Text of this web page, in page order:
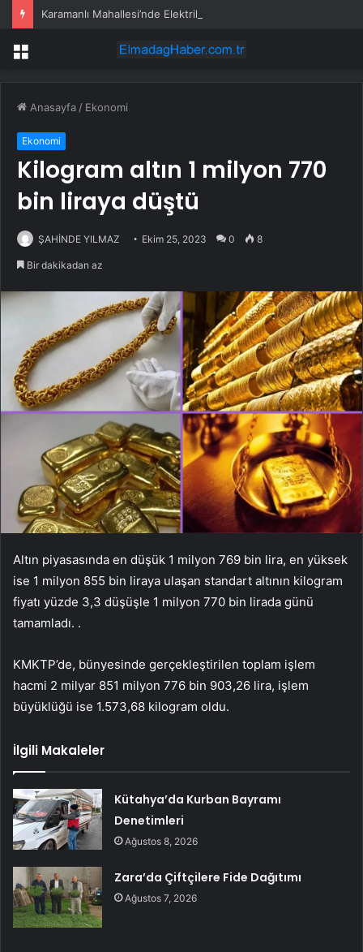
Menü
Anasayfa / Ekonomi
Ekonomi
Kilogram altın 1 milyon 770
bin liraya düştü
ŞAHİNDE YILMAZ Ekim 25, 2023 0 8
Bir dakikadan az
Altın piyasasında en düşük 1 milyon 769 bin lira, en yüksek
ise 1 milyon 855 bin liraya ulaşan standart altının kilogram
fiyatı yüzde 3,3 düşüşle 1 milyon 770 bin lirada günü
tamamladı. .
KMKTP’de, bünyesinde gerçekleştirilen toplam işlem
hacmi 2 milyar 851 milyon 776 bin 903,26 lira, işlem
büyüklüğü ise 1.573,68 kilogram oldu.
İlgili Makaleler
Kütahya’da Kurban Bayramı
Denetimleri
Ağustos 8, 2026
Zara’da Çiftçilere Fide Dağıtımı
Ağustos 7, 2026